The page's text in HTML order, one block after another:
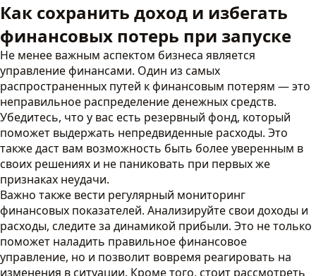
Как сохранить доход и избегать
финансовых потерь при запуске
Не менее важным аспектом бизнеса является
управление финансами. Один из самых
распространенных путей к финансовым потерям — это
неправильное распределение денежных средств.
Убедитесь, что у вас есть резервный фонд, который
поможет выдержать непредвиденные расходы. Это
также даст вам возможность быть более уверенным в
своих решениях и не паниковать при первых же
признаках неудачи.
Важно также вести регулярный мониторинг
финансовых показателей. Анализируйте свои доходы и
расходы, следите за динамикой прибыли. Это не только
поможет наладить правильное финансовое
управление, но и позволит вовремя реагировать на
изменения в ситуации. Кроме того, стоит рассмотреть